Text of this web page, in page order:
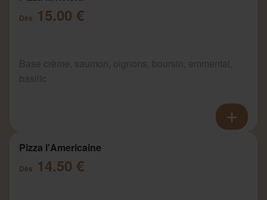
Dès 15.00 €
Pizza l'Americaine
Dès 14.50 €